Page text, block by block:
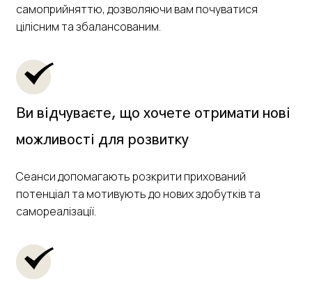
самоприйняттю, дозволяючи вам почуватися
цілісним та збалансованим.
Ви відчуваєте, що хочете отримати нові
можливості для розвитку
Сеанси допомагають розкрити прихований
потенціал та мотивують до нових здобутків та
самореалізації.